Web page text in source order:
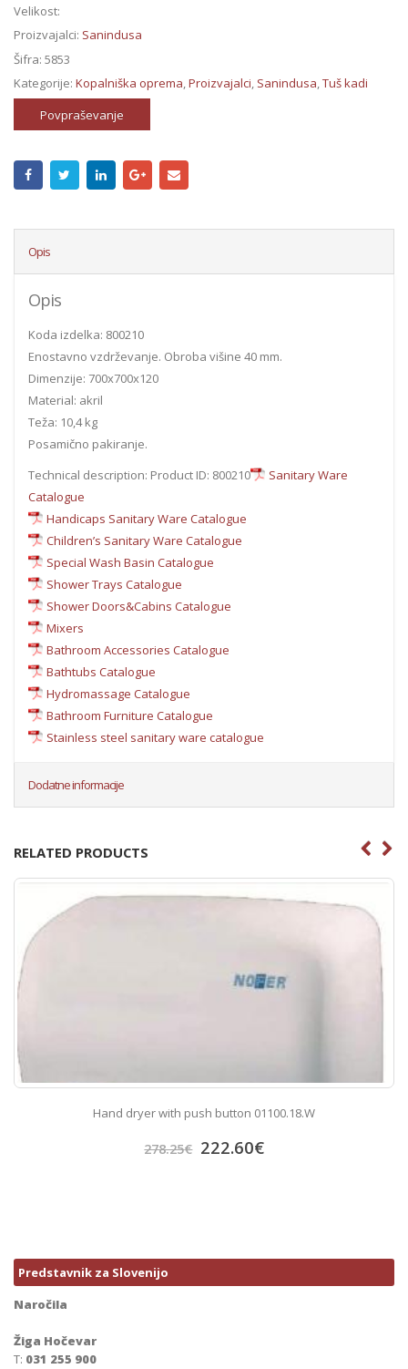
Velikost:
Proizvajalci: Sanindusa
Šifra: 5853
Kategorije: Kopalniška oprema,Proizvajalci, Sanindusa,Tuš kadi
Povpraševanje
Opis
Opis
Koda izdelka: 800210
Enostavno vzdrževanje. Obroba višine 40 mm.
Dimenzije: 700x700x120
Material: akril
Teža: 10,4 kg
Posamično pakiranje.
Technical description: Product ID: 800210
Sanitary Ware
Catalogue
Handicaps Sanitary Ware Catalogue
Children’s Sanitary Ware Catalogue
Special Wash Basin Catalogue
Shower Trays Catalogue
Shower Doors&Cabins Catalogue
Mixers
Bathroom Accessories Catalogue
Bathtubs Catalogue
Hydromassage Catalogue
Bathroom Furniture Catalogue
Stainless steel sanitary ware catalogue
Dodatne informacije
RELATED PRODUCTS
Hand dryer with push button 01100.18.W
278.25€ 222.60€
Predstavnik za Slovenijo
Naročila
Žiga Hočevar
T: 031 255 900